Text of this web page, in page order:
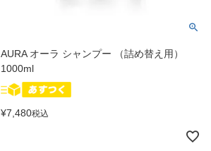
AURA オーラ シャンプー （詰め替え用）
1000ml
¥7,480税込